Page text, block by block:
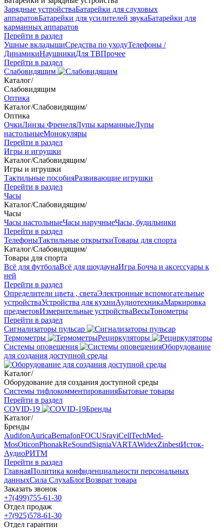
Зарядные устройстваБатарейки для слуховых
аппаратовБатарейки для усилителей звукаБатарейки для
карманных аппаратов
Перейти в раздел
Ушные вкладышиСредства по уходуТелефоны /
ДинамикиНаушникиДля ТВПрочее
Перейти в раздел
Слабовидящим
Каталог/
Слабовидящим
Оптика
Каталог/Слабовидящим/
Оптика
ОчкиЛинзы ФренеляЛупы карманныеЛупы
настольныеМонокуляры
Перейти в раздел
Игры и игрушки
Каталог/Слабовидящим/
Игры и игрушки
Тактильные пособияРазвивающие игрушки
Перейти в раздел
Часы
Каталог/Слабовидящим/
Часы
Часы настольныеЧасы наручныеЧасы, будильники
Перейти в раздел
ТелефоныТактильные открыткиТовары для спорта
Каталог/Слабовидящим/
Товары для спорта
Всё для футболаВсё для шоудаунаИгра Бочча и аксессуары к
ней
Перейти в раздел
Определители цвета , светаЭлектронные вспомогательные
устройстваУстройства для кухниАудиотехникаМаркировка
предметовИзмерительные устройстваВесыТонометры
Перейти в раздел
Сигнализаторы пульсар
Термометры
Рециркуляторы
Cистемы оповещения
Оборудование
для создания доступной среды
Каталог/
Оборудование для создания доступной среды
Системы тифлокомментированияБытовые товары
Перейти в раздел
COVID-19
Бренды
Каталог/
Бренды
AudifonAuricaBernafonFOCUSrayiCellTechMed-
MosOticonPhonakReSoundSigniaVARTAWidexZinbestИсток-
АудиоРИТМ
Перейти в раздел
ГлавнаяПолитика конфиденциальности персональных
данныхСила СлухаБлогВозврат товара
Заказать звонок
+7(499)755-61-30
Отдел продаж
+7(925)578-61-30
Отдел гарантии